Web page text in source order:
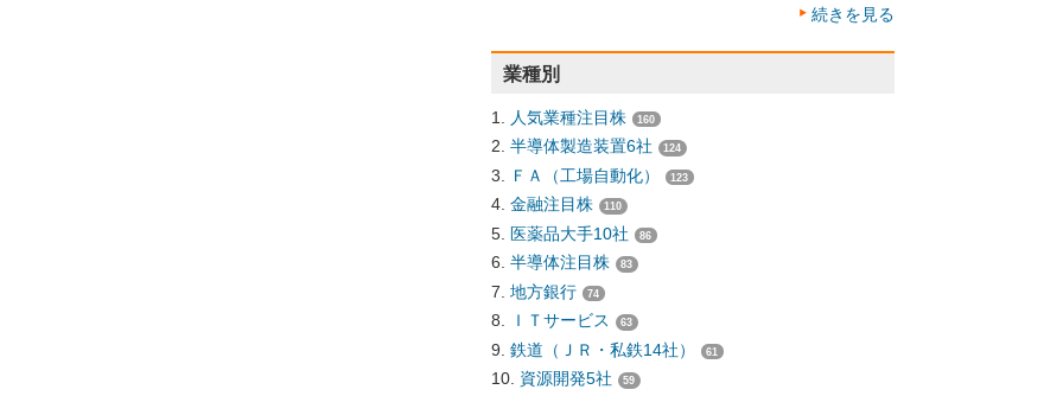
続きを見る
業種別
人気業種注目株 160
半導体製造装置6社 124
ＦＡ（工場自動化） 123
金融注目株 110
医薬品大手10社 86
半導体注目株 83
地方銀行 74
ＩＴサービス 63
鉄道（ＪＲ・私鉄14社） 61
資源開発5社 59